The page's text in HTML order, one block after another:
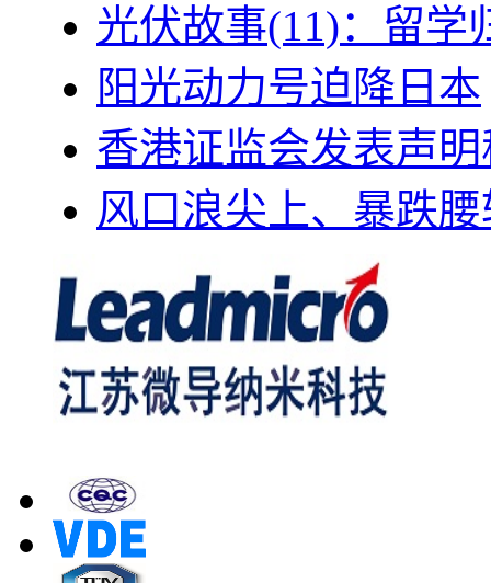
光伏故事(11)：留学
阳光动力号迫降日本
香港证监会发表声
风口浪尖上、暴跌